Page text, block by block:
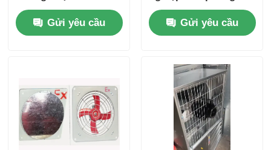
vỏ chống ăn mòn và
lưu lượng không khí
cao cho các khu vực
Gửi yêu cầu
sơn
Gửi yêu cầu